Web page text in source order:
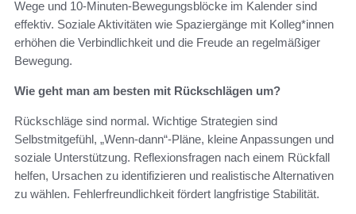
Wege und 10-Minuten-Bewegungsblöcke im Kalender sind
effektiv. Soziale Aktivitäten wie Spaziergänge mit Kolleg*innen
erhöhen die Verbindlichkeit und die Freude an regelmäßiger
Bewegung.
Wie geht man am besten mit Rückschlägen um?
Rückschläge sind normal. Wichtige Strategien sind
Selbstmitgefühl, „Wenn-dann“-Pläne, kleine Anpassungen und
soziale Unterstützung. Reflexionsfragen nach einem Rückfall
helfen, Ursachen zu identifizieren und realistische Alternativen
zu wählen. Fehlerfreundlichkeit fördert langfristige Stabilität.